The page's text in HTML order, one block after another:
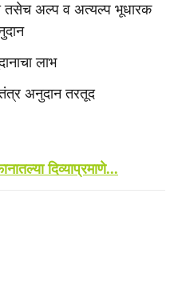
तसेच अल्प व अत्यल्प भूधारक
लाभ
अनुदान तरतूद
दिव्याप्रमाणे...